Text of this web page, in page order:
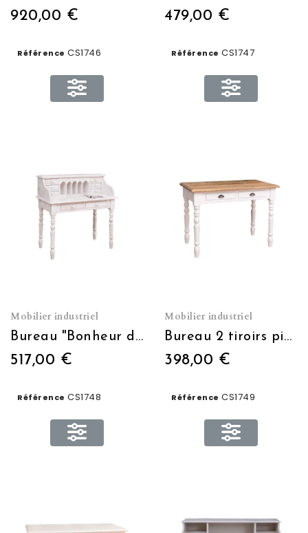
920,00 €
Référence CS1746
479,00 €
Référence CS1747
Mobilier industriel
Bureau "Bonheur du jour" L 109 x H 110 x P 60
517,00 €
Référence CS1748
Mobilier industriel
Bureau 2 tiroirs pieds tournés L 109 x H 79 x P 60
398,00 €
Référence CS1749